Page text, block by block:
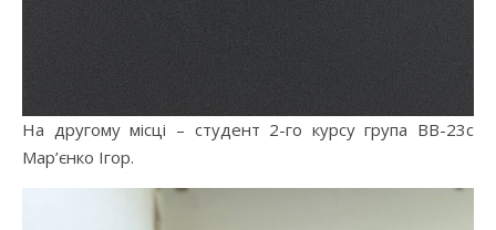
На другому місці – студент 2-го курсу група ВВ-23с
Мар’єнко Ігор.